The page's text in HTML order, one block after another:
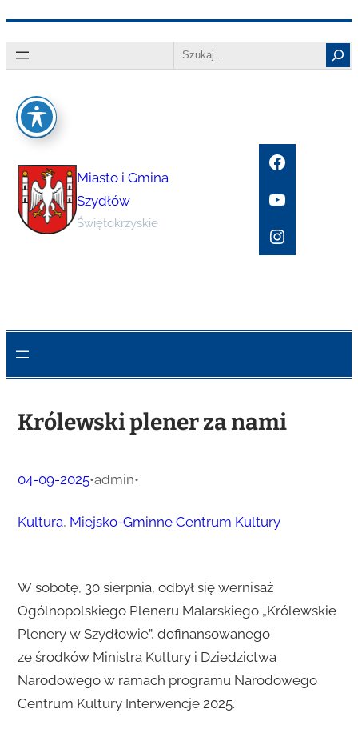
do
Search
Miasto i Gmina
Szydłów
Świętokrzyskie
Facebook
YouTube
Instagram
Królewski plener za nami
04-09-2025•admin•
Kultura, Miejsko-Gminne Centrum Kultury
W sobotę, 30 sierpnia, odbył się wernisaż
Ogólnopolskiego Pleneru Malarskiego „Królewskie
Plenery w Szydłowie”, dofinansowanego
ze środków Ministra Kultury i Dziedzictwa
Narodowego w ramach programu Narodowego
Centrum Kultury Interwencje 2025.